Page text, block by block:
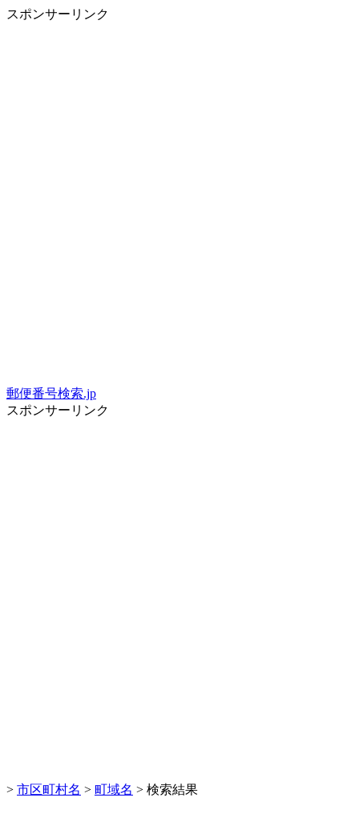
スポンサーリンク
郵便番号検索.jp
スポンサーリンク
> 市区町村名 > 町域名 > 検索結果